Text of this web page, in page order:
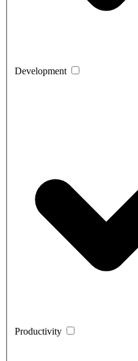
Development
Productivity